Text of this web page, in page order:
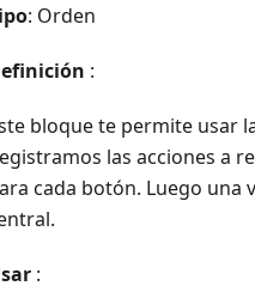
: Orden
:
bloque te permite usar
las acciones a
cada botón. Luego una
: